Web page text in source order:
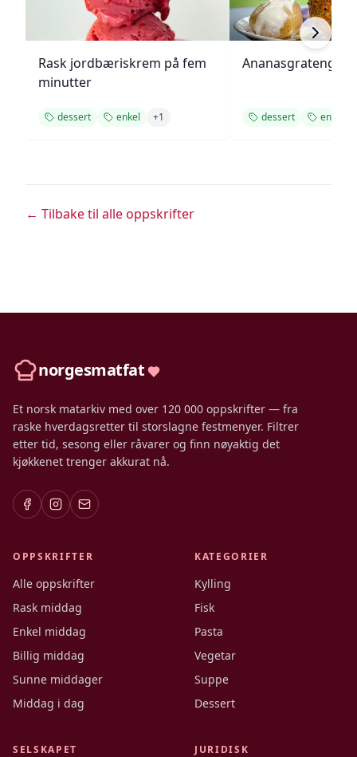
Rask jordbæriskrem på fem
minutter
dessert enkel +1
Ananasgrateng
dessert enkel
← Tilbake til alle oppskrifter
norgesmatfat
Et norsk matarkiv med over 120 000 oppskrifter — fra
raske hverdagsretter til storslagne festmenyer. Filtrer
etter tid, sesong eller råvarer og finn nøyaktig det
kjøkkenet trenger akkurat nå.
OPPSKRIFTER
Alle oppskrifter
Rask middag
Enkel middag
Billig middag
Sunne middager
Middag i dag
KATEGORIER
Kylling
Fisk
Pasta
Vegetar
Suppe
Dessert
SELSKAPET JURIDISK